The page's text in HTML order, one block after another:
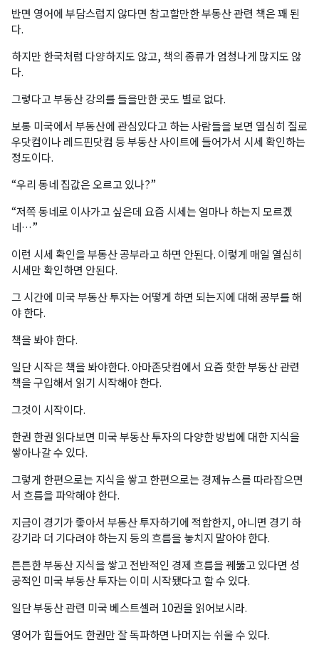
반면 영어에 부담스럽지 않다면 참고할만한 부동산 관련 책은 꽤 된
다.
하지만 한국처럼 다양하지도 않고, 책의 종류가 엄청나게 많지도 않
다.
그렇다고 부동산 강의를 들을만한 곳도 별로 없다.
보통 미국에서 부동산에 관심있다고 하는 사람들을 보면 열심히 질로
우닷컴이나 레드핀닷컴 등 부동산 사이트에 들어가서 시세 확인하는
정도이다.
“우리 동네 집값은 오르고 있나?”
“저쪽 동네로 이사가고 싶은데 요즘 시세는 얼마나 하는지 모르겠
네…”
이런 시세 확인을 부동산 공부라고 하면 안된다. 이렇게 매일 열심히
시세만 확인하면 안된다.
그 시간에 미국 부동산 투자는 어떻게 하면 되는지에 대해 공부를 해
야 한다.
책을 봐야 한다.
일단 시작은 책을 봐야한다. 아마존닷컴에서 요즘 핫한 부동산 관련
책을 구입해서 읽기 시작해야 한다.
그것이 시작이다.
한권 한권 읽다보면 미국 부동산 투자의 다양한 방법에 대한 지식을
쌓아나갈 수 있다.
그렇게 한편으로는 지식을 쌓고 한편으로는 경제뉴스를 따라잡으면
서 흐름을 파악해야 한다.
지금이 경기가 좋아서 부동산 투자하기에 적합한지, 아니면 경기 하
강기라 더 기다려야 하는지 등의 흐름을 놓치지 말아야 한다.
튼튼한 부동산 지식을 쌓고 전반적인 경제 흐름을 꿰뚫고 있다면 성
공적인 미국 부동산 투자는 이미 시작됐다고 할 수 있다.
일단 부동산 관련 미국 베스트셀러 10권을 읽어보시라.
영어가 힘들어도 한권만 잘 독파하면 나머지는 쉬울 수 있다.